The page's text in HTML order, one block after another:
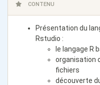
CONTENU
Présentation du
Rstudio :
le langage R
organisation
fichiers
découverte